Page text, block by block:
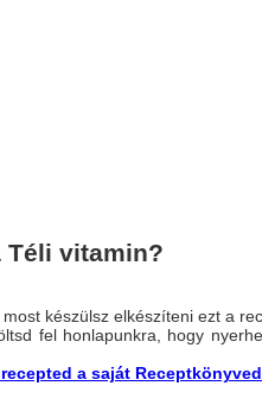
Téli vitamin?
készülsz elkészíteni ezt a
fel honlapunkra, hogy
a saját